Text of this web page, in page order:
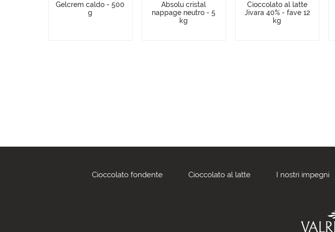
Gelcrem caldo - 500
g
Absolu cristal
nappage neutro - 5
kg
Cioccolato al latte
Jivara 40% - fave 12
kg
Cioccolato fondente Cioccolato al latte I nostri impegni